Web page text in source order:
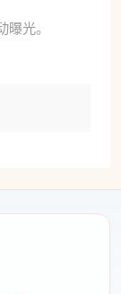
光。